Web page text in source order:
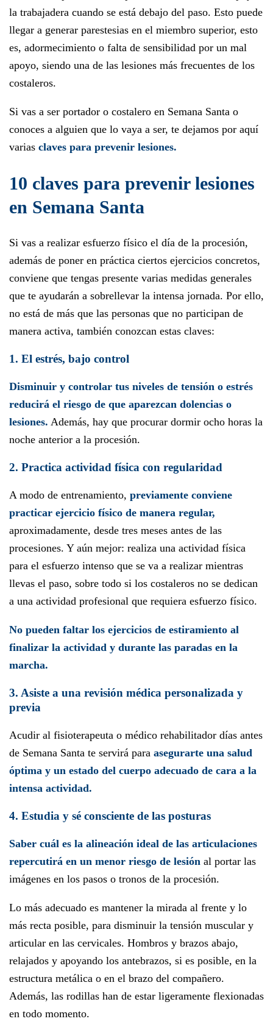
la trabajadera cuando se está debajo del paso. Esto puede
llegar a generar parestesias en el miembro superior, esto
es, adormecimiento o falta de sensibilidad por un mal
apoyo, siendo una de las lesiones más frecuentes de los
costaleros.
Si vas a ser portador o costalero en Semana Santa o
conoces a alguien que lo vaya a ser, te dejamos por aquí
varias claves para prevenir lesiones.
10 claves para prevenir lesiones
en Semana Santa
Si vas a realizar esfuerzo físico el día de la procesión,
además de poner en práctica ciertos ejercicios concretos,
conviene que tengas presente varias medidas generales
que te ayudarán a sobrellevar la intensa jornada. Por ello,
no está de más que las personas que no participan de
manera activa, también conozcan estas claves:
1. El estrés, bajo control
Disminuir y controlar tus niveles de tensión o estrés
reducirá el riesgo de que aparezcan dolencias o
lesiones. Además, hay que procurar dormir ocho horas la
noche anterior a la procesión.
2. Practica actividad física con regularidad
A modo de entrenamiento, previamente conviene
practicar ejercicio físico de manera regular,
aproximadamente, desde tres meses antes de las
procesiones. Y aún mejor: realiza una actividad física
para el esfuerzo intenso que se va a realizar mientras
llevas el paso, sobre todo si los costaleros no se dedican
a una actividad profesional que requiera esfuerzo físico.
No pueden faltar los ejercicios de estiramiento al
finalizar la actividad y durante las paradas en la
marcha.
3. Asiste a una revisión médica personalizada y
previa
Acudir al fisioterapeuta o médico rehabilitador días antes
de Semana Santa te servirá para asegurarte una salud
óptima y un estado del cuerpo adecuado de cara a la
intensa actividad.
4. Estudia y sé consciente de las posturas
Saber cuál es la alineación ideal de las articulaciones
repercutirá en un menor riesgo de lesión al portar las
imágenes en los pasos o tronos de la procesión.
Lo más adecuado es mantener la mirada al frente y lo
más recta posible, para disminuir la tensión muscular y
articular en las cervicales. Hombros y brazos abajo,
relajados y apoyando los antebrazos, si es posible, en la
estructura metálica o en el brazo del compañero.
Además, las rodillas han de estar ligeramente flexionadas
en todo momento.